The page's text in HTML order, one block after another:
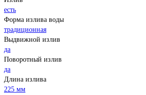
есть
Форма излива воды
традиционная
Выдвижной излив
да
Поворотный излив
да
Длина излива
225 мм